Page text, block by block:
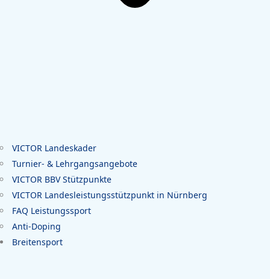
VICTOR Landeskader
Turnier- & Lehrgangsangebote
VICTOR BBV Stützpunkte
VICTOR Landesleistungsstützpunkt in Nürnberg
FAQ Leistungssport
Anti-Doping
Breitensport